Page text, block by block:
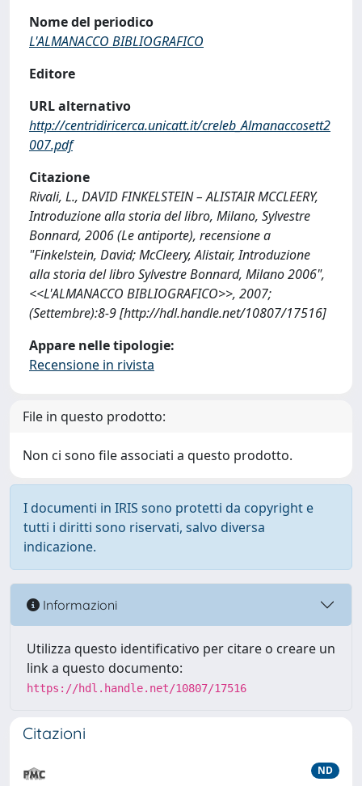
Nome del periodico
L'ALMANACCO BIBLIOGRAFICO
Editore
URL alternativo
http://centridiricerca.unicatt.it/creleb_Almanaccosett2
007.pdf
Citazione
Rivali, L., DAVID FINKELSTEIN – ALISTAIR MCCLEERY,
Introduzione alla storia del libro, Milano, Sylvestre
Bonnard, 2006 (Le antiporte), recensione a
"Finkelstein, David; McCleery, Alistair, Introduzione
alla storia del libro Sylvestre Bonnard, Milano 2006",
<<L'ALMANACCO BIBLIOGRAFICO>>, 2007;
(Settembre):8-9 [http://hdl.handle.net/10807/17516]
Appare nelle tipologie:
Recensione in rivista
File in questo prodotto:
Non ci sono file associati a questo prodotto.
I documenti in IRIS sono protetti da copyright e
tutti i diritti sono riservati, salvo diversa
indicazione.
Informazioni
Utilizza questo identificativo per citare o creare un
link a questo documento:
https://hdl.handle.net/10807/17516
Citazioni
ND